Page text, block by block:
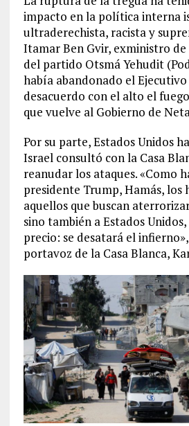
impacto en la política interna
ultraderechista, racista y
Itamar Ben Gvir, exministro
del partido Otsmá Yehudit
había abandonado el
desacuerdo con el alto el
que vuelve al Gobierno de
Por su parte, Estados Unidos
Israel consultó con la Casa
reanudar los ataques. «Como
presidente Trump, Hamás, los
aquellos que buscan
sino también a Estados
precio: se desatará el
portavoz de la Casa Blanca,